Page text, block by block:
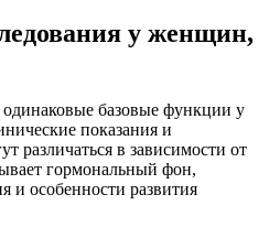
у женщин,
базовые функции у
показания и
различаться в зависимости от
гормональный фон,
и особенности развития